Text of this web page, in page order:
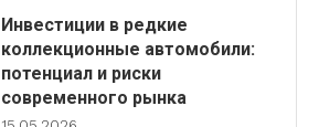
Инвестиции в редкие
коллекционные автомобили:
потенциал и риски
современного рынка